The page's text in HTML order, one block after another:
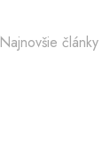
Najnovšie články